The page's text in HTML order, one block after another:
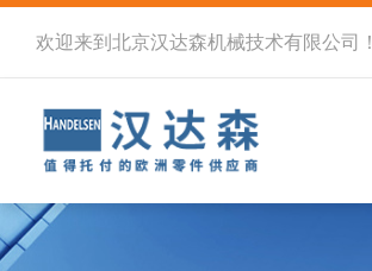
欢迎来到北京汉达森机械技术有限公司！